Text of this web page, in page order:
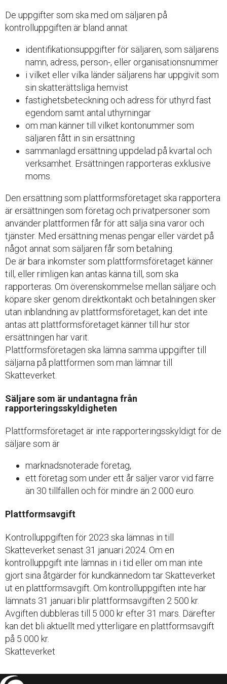
De uppgifter som ska med om säljaren på
kontrolluppgiften är bland annat
identifikationsuppgifter för säljaren, som säljarens
namn, adress, person-, eller organisationsnummer
i vilket eller vilka länder säljarens har uppgivit som
sin skatterättsliga hemvist
fastighetsbeteckning och adress för uthyrd fast
egendom samt antal uthyrningar
om man känner till vilket kontonummer som
säljaren fått in sin ersättning
sammanlagd ersättning uppdelad på kvartal och
verksamhet. Ersättningen rapporteras exklusive
moms.
Den ersättning som plattformsföretaget ska rapportera
är ersättningen som företag och privatpersoner som
använder plattformen får för att sälja sina varor och
tjänster. Med ersättning menas pengar eller värdet på
något annat som säljaren får som betalning.
De är bara inkomster som plattformsföretaget känner
till, eller rimligen kan antas känna till, som ska
rapporteras. Om överenskommelse mellan säljare och
köpare sker genom direktkontakt och betalningen sker
utan inblandning av plattformsföretaget, kan det inte
antas att plattformsföretaget känner till hur stor
ersättningen har varit.
Plattformsföretagen ska lämna samma uppgifter till
säljarna på plattformen som man lämnar till
Skatteverket.
Säljare som är undantagna från
rapporteringsskyldigheten
Plattformsföretaget är inte rapporteringsskyldigt för de
säljare som är
marknadsnoterade företag,
ett företag som under ett år säljer varor vid färre
än 30 tillfällen och för mindre än 2 000 euro.
Plattformsavgift
Kontrolluppgiften för 2023 ska lämnas in till
Skatteverket senast 31 januari 2024. Om en
kontrolluppgift inte lämnas in i tid eller om man inte
gjort sina åtgärder för kundkännedom tar Skatteverket
ut en plattformsavgift. Om kontrolluppgiften inte har
lämnats 31 januari blir plattformsavgiften 2 500 kr.
Avgiften dubbleras till 5 000 kr efter 31 mars. Därefter
kan det bli aktuellt med ytterligare en plattformsavgift
på 5 000 kr.
Skatteverket